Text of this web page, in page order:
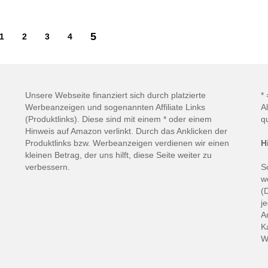
2 3 4 5
Unsere Webseite finanziert sich durch platzierte
Werbeanzeigen und sogenannten Affiliate Links
(Produktlinks). Diese sind mit einem * oder einem
Hinweis auf Amazon verlinkt. Durch das Anklicken der
Produktlinks bzw. Werbeanzeigen verdienen wir einen
kleinen Betrag, der uns hilft, diese Seite weiter zu
verbessern.
*